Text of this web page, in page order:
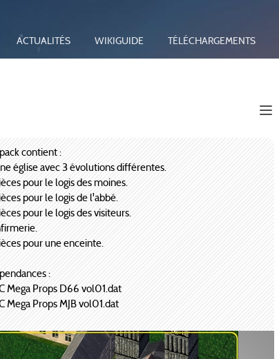
ACTUALITÉS WIKIGUIDE TÉLÉCHARGEMENTS
contient :
église avec 3 évolutions différentes.
pour le logis des moines.
pour le logis de l'abbé.
pour le logis des visiteurs.
pour une enceinte.
:
Mega Props D66 vol01.dat
Mega Props MJB vol01.dat